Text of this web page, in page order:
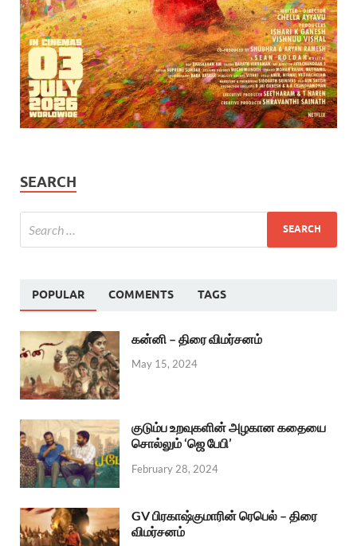
SEARCH
POPULAR COMMENTS TAGS
கன்னி – திரை விமர்சனம்
May 15, 2024
குடும்ப உறவுகளின் அழகான கதையை
சொல்லும் ‘ஜெ பேபி’
February 28, 2024
GV பிரகாஷ்குமாரின் ரெபெல் – திரை
விமர்சனம்